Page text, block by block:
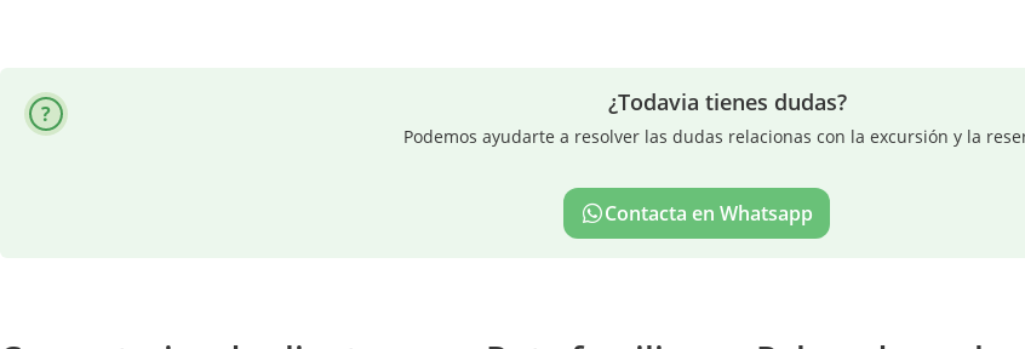
¿Todavia tienes dudas?
Podemos ayudarte a resolver las dudas relacionas con la excursión y la
Contacta en Whatsapp